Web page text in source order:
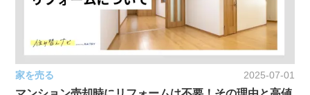
家を売る 2025-07-01